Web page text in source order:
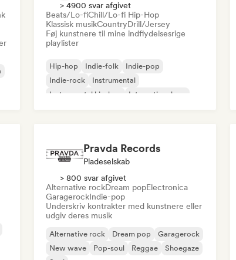
> 4900 svar afgivet
Beats/Lo-fiChill/Lo-fi Hip-Hop
Klassisk musikCountryDrill/Jersey
Føj kunstnere til mine indflydelsesrige
playlister
Hip-hop Indie-folk
Indie-pop
Indie-rock
Instrumental
Instrumental hip-hop
International rap
Pravda Records
Pladeselskab
> 800 svar afgivet
Alternative rockDream popElectronica
GaragerockIndie-pop
Underskriv kontrakter med kunstnere eller
udgiv deres musik
Alternative rock Dream pop
Garagerock
New wave
Pop-soul Reggae
Shoegaze